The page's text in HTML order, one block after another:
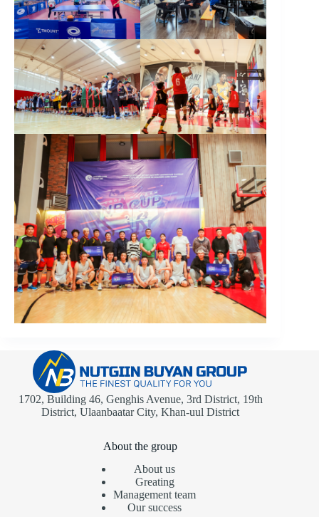
1702, Building 46, Genghis Avenue, 3rd District, 19th
District, Ulaanbaatar City, Khan-uul District
About the group
About us
Greating
Management team
Our success